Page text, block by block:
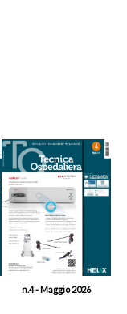
n.4 - Maggio 2026